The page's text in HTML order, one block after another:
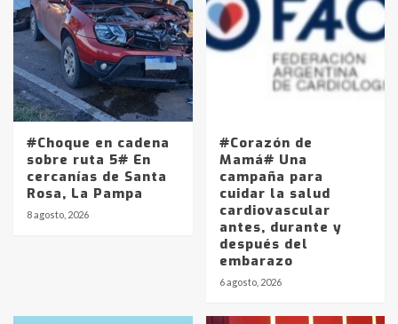
#Choque en cadena
sobre ruta 5# En
cercanías de Santa
Rosa, La Pampa
8 agosto, 2026
#Corazón de
Mamá# Una
campaña para
cuidar la salud
cardiovascular
antes, durante y
después del
embarazo
6 agosto, 2026